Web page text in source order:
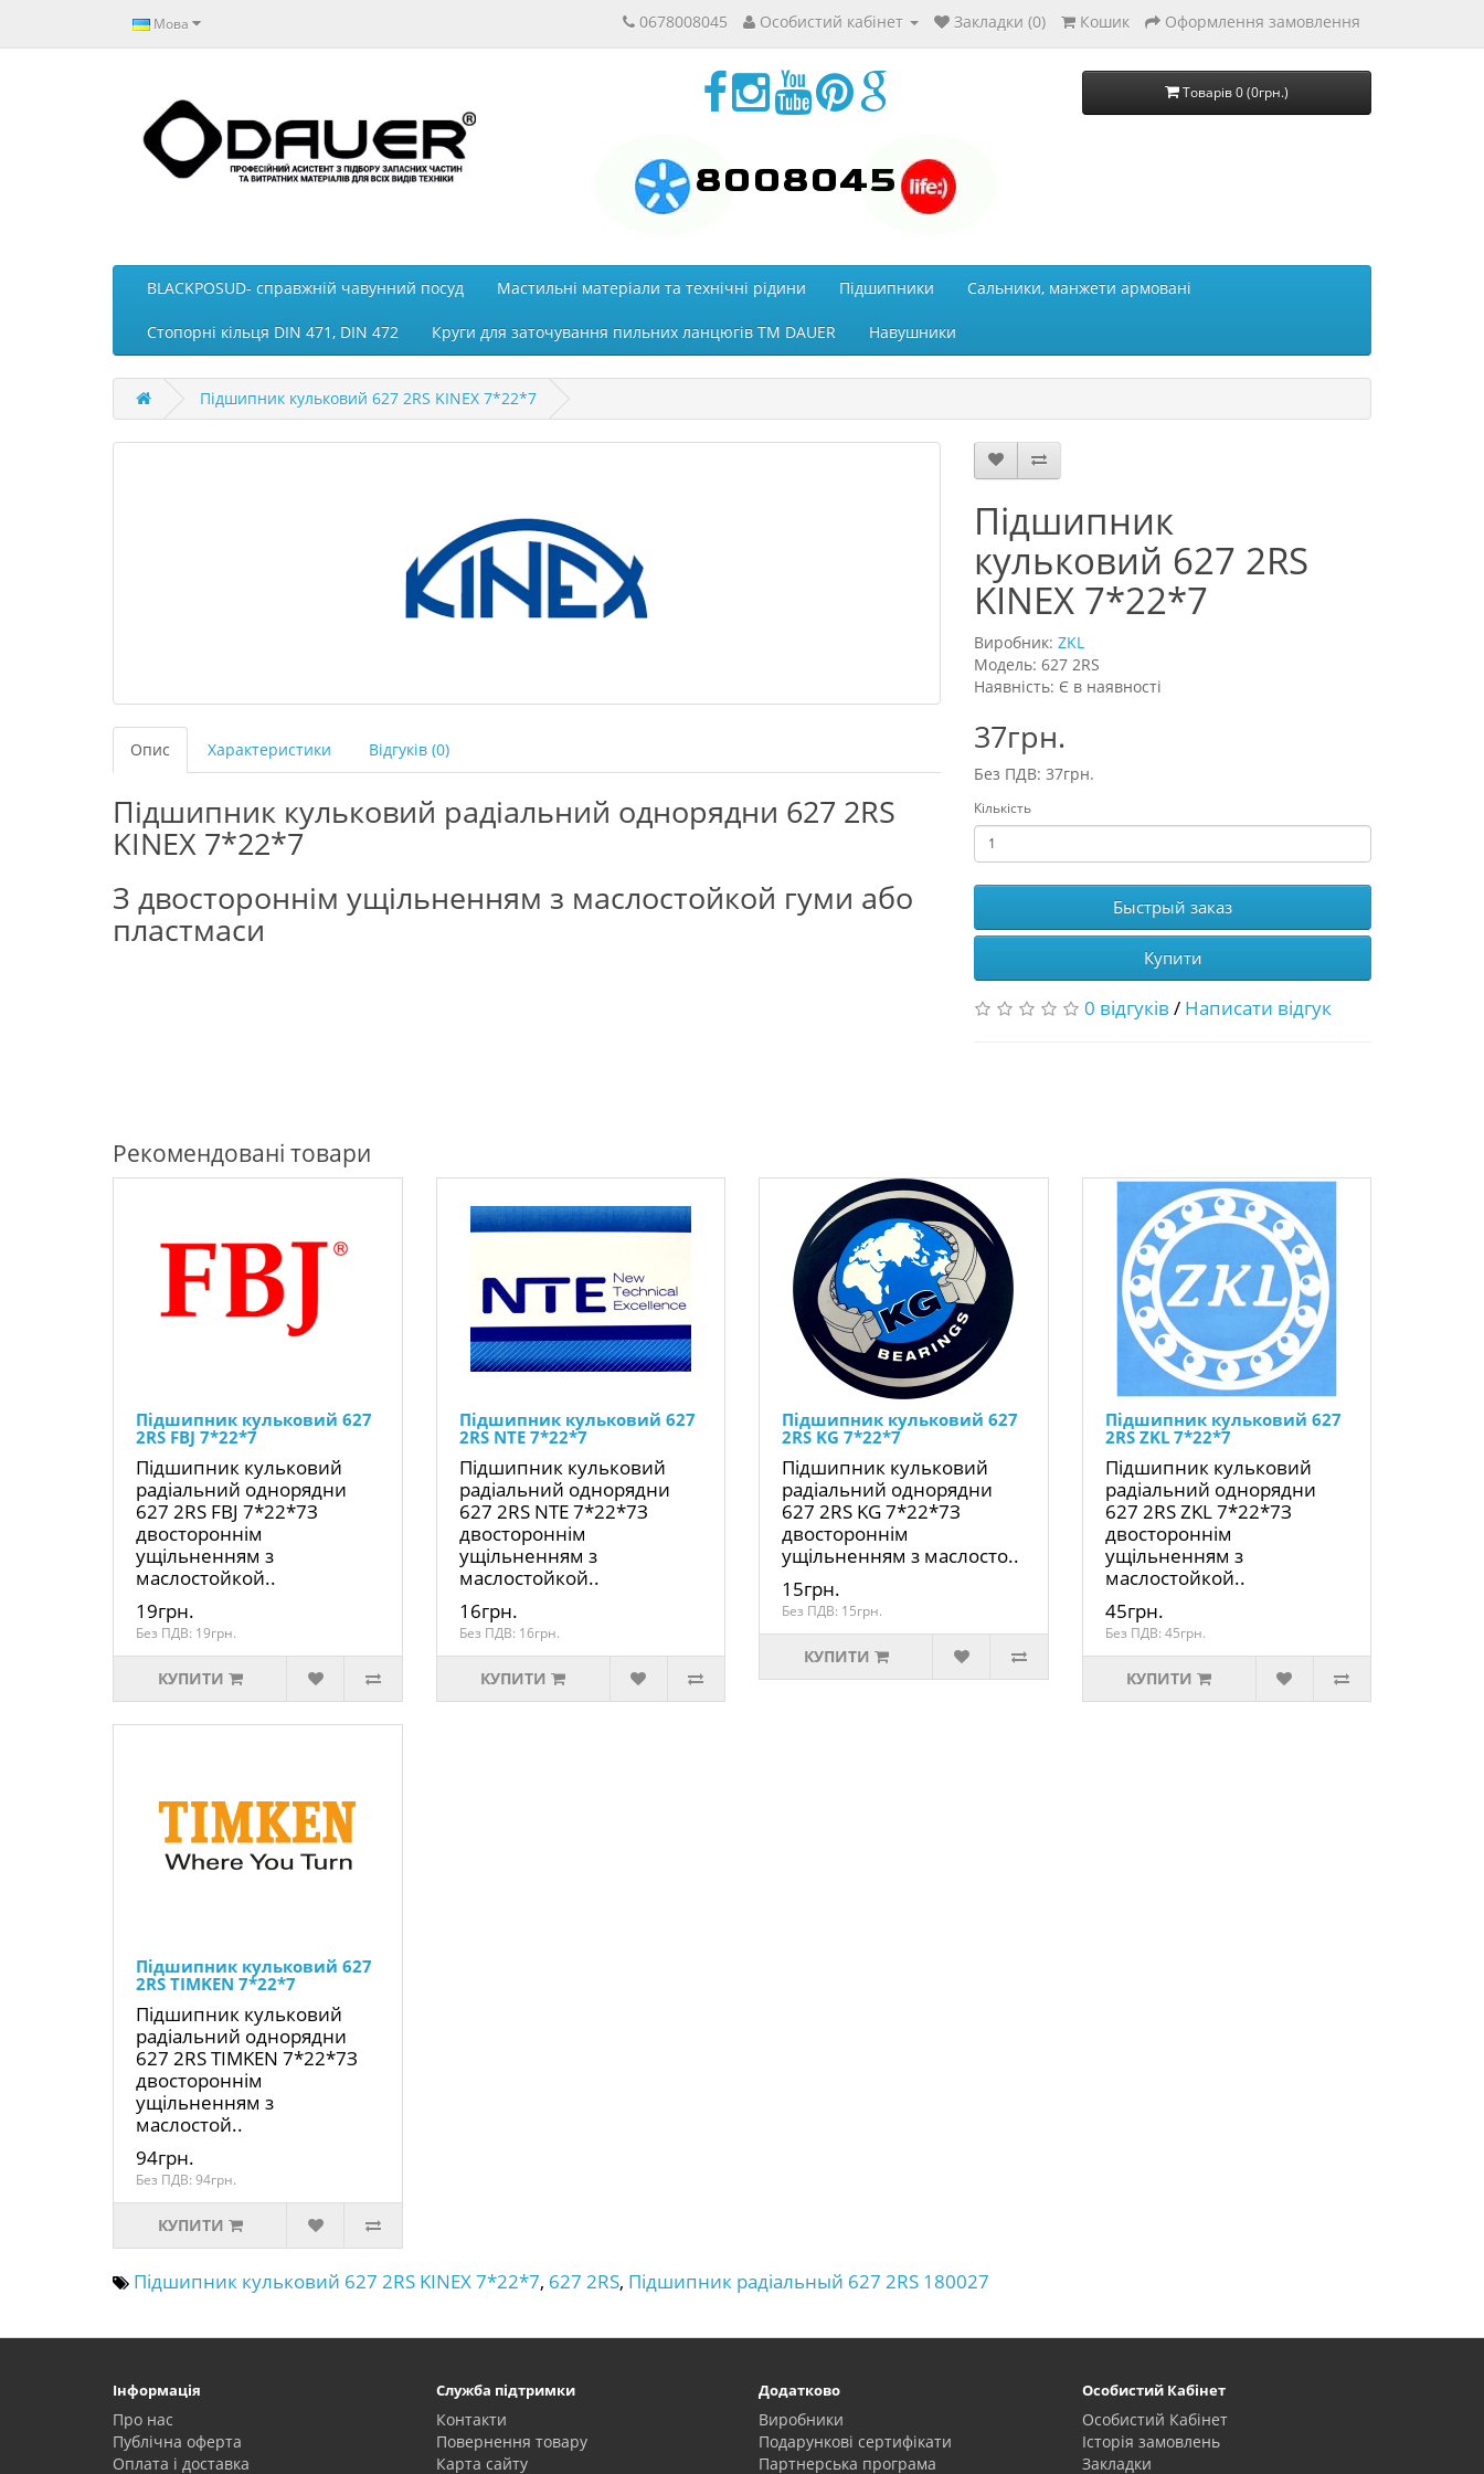
Мова 0678008045 Особистий кабінет Закладки (0) Кошик Оформлення замовлення
8008045
Товарів 0 (0грн.)
BLACKPOSUD- справжній чавунний посуд Мастильні матеріали та технічні рідини Підшипники Сальники, манжети армовані
Стопорні кільця DIN 471, DIN 472 Круги для заточування пильних ланцюгів ТМ DAUER Навушники
Підшипник кульковий 627 2RS KINEX 7*22*7
Опис Характеристики Відгуків (0)
Підшипник кульковий радіальний однорядни 627 2RS
KINEX 7*22*7
З двостороннім ущільненням з маслостойкой гуми або
пластмаси
Підшипник
кульковий 627 2RS
KINEX 7*22*7
Виробник: ZKL
Модель: 627 2RS
Наявність: Є в наявності
37грн.
Без ПДВ: 37грн.
Кількість
Быстрый заказ
Купити
0 відгуків / Написати відгук
Рекомендовані товари
Підшипник кульковий 627
2RS FBJ 7*22*7
Підшипник кульковий
радіальний однорядни
627 2RS FBJ 7*22*7З
двостороннім
ущільненням з
маслостойкой..
19грн.
Без ПДВ: 19грн.
КУПИТИ
Підшипник кульковий 627
2RS NTE 7*22*7
Підшипник кульковий
радіальний однорядни
627 2RS NTE 7*22*7З
двостороннім
ущільненням з
маслостойкой..
16грн.
Без ПДВ: 16грн.
КУПИТИ
Підшипник кульковий 627
2RS KG 7*22*7
Підшипник кульковий
радіальний однорядни
627 2RS KG 7*22*7З
двостороннім
ущільненням з маслосто..
15грн.
Без ПДВ: 15грн.
КУПИТИ
Підшипник кульковий 627
2RS ZKL 7*22*7
Підшипник кульковий
радіальний однорядни
627 2RS ZKL 7*22*7З
двостороннім
ущільненням з
маслостойкой..
45грн.
Без ПДВ: 45грн.
КУПИТИ
Підшипник кульковий 627
2RS TIMKEN 7*22*7
Підшипник кульковий
радіальний однорядни
627 2RS TIMKEN 7*22*7З
двостороннім
ущільненням з
маслостой..
94грн.
Без ПДВ: 94грн.
КУПИТИ
Підшипник кульковий 627 2RS KINEX 7*22*7, 627 2RS, Підшипник радіальный 627 2RS 180027
Інформація
Про нас
Публічна оферта
Оплата і доставка
Служба підтримки
Контакти
Повернення товару
Карта сайту
Додатково
Виробники
Подарункові сертифікати
Партнерська програма
Особистий Кабінет
Особистий Кабінет
Історія замовлень
Закладки